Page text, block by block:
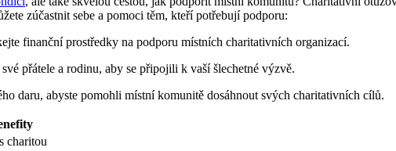
zúčastnit sebe a pomoci těm, kteří potřebují podporu:
finanční prostředky na podporu místních charitativních organizací.
přátele a rodinu, aby se připojili k vaší šlechetné výzvě.
daru, abyste pomohli místní komunitě dosáhnout svých charitativních cílů.
charitou